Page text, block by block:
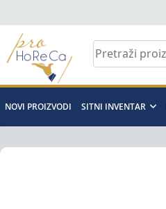
to
content
Pro
Horeca
d.o.o
NOVI PROIZVODI SITNI INVENTAR